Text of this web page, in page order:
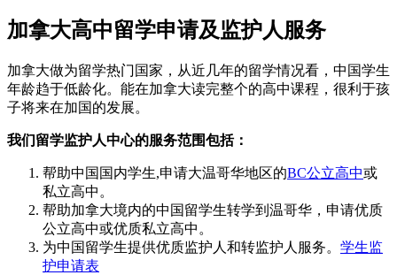
加拿大高中留学申请及监护人服务
加拿大做为留学热门国家，从近几年的留学情况看，中国学生
年龄趋于低龄化。能在加拿大读完整个的高中课程，很利于孩
子将来在加国的发展。
我们留学监护人中心的服务范围包括：
帮助中国国内学生,申请大温哥华地区的BC公立高中或
私立高中。
帮助加拿大境内的中国留学生转学到温哥华，申请优质
公立高中或优质私立高中。
为中国留学生提供优质监护人和转监护人服务。 学生监
护申请表